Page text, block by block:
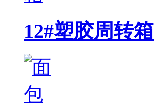
12#塑胶周转箱